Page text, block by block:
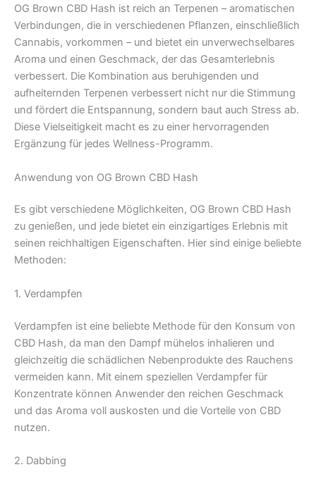
OG Brown CBD Hash ist reich an Terpenen – aromatischen
Verbindungen, die in verschiedenen Pflanzen, einschließlich
Cannabis, vorkommen – und bietet ein unverwechselbares
Aroma und einen Geschmack, der das Gesamterlebnis
verbessert. Die Kombination aus beruhigenden und
aufheiternden Terpenen verbessert nicht nur die Stimmung
und fördert die Entspannung, sondern baut auch Stress ab.
Diese Vielseitigkeit macht es zu einer hervorragenden
Ergänzung für jedes Wellness-Programm.
Anwendung von OG Brown CBD Hash
Es gibt verschiedene Möglichkeiten, OG Brown CBD Hash
zu genießen, und jede bietet ein einzigartiges Erlebnis mit
seinen reichhaltigen Eigenschaften. Hier sind einige beliebte
Methoden:
1. Verdampfen
Verdampfen ist eine beliebte Methode für den Konsum von
CBD Hash, da man den Dampf mühelos inhalieren und
gleichzeitig die schädlichen Nebenprodukte des Rauchens
vermeiden kann. Mit einem speziellen Verdampfer für
Konzentrate können Anwender den reichen Geschmack
und das Aroma voll auskosten und die Vorteile von CBD
nutzen.
2. Dabbing